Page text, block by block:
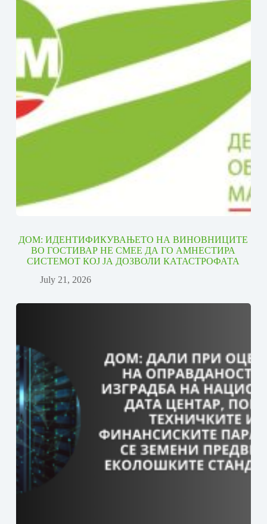
ДОМ: ИДЕНТИФИКУВАЊЕТО НА ВИНОВНИЦИТЕ
ВО ГОСТИВАР НЕ СМЕЕ ДА ГО АМНЕСТИРА
СИСТЕМОТ КОЈ ЈА ДОЗВОЛИ КАТАСТРОФАТА
July 21, 2026